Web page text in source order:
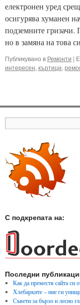
електронен уред
осигурява хуманен
подземните гризачи.
но в замяна на това
Публикувано в Ремонти |
интересен, къртици,
С подкрепата на:
Последни
Как да преместя сайта си
Хлебарките – ние ги
Съвети за бързо и лесно